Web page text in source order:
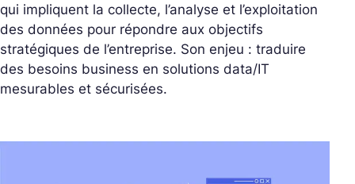
qui impliquent la collecte, l’analyse et l’exploitation
des données pour répondre aux objectifs
stratégiques de l’entreprise. Son enjeu : traduire
des besoins business en solutions data/IT
mesurables et sécurisées.